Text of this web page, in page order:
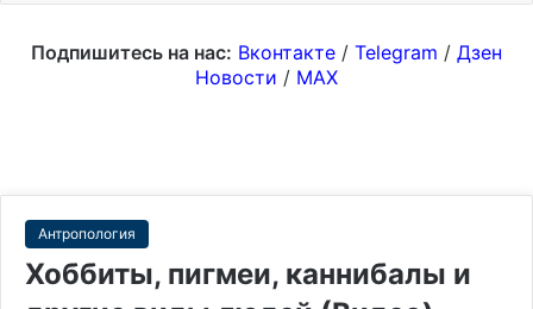
Подпишитесь на нас: Вконтакте / Telegram / Дзен
Новости / MAX